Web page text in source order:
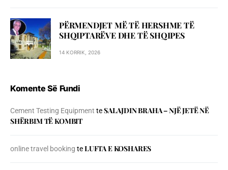
PËRMENDJET MË TË HERSHME TË
SHQIPTARËVE DHE TË SHQIPES
14 KORRIK, 2026
Komente Së Fundi
Cement Testing Equipment teSALAJDIN BRAHA – NJЁ JETЁ NЁ
SHЁRBIM TЁ KOMBIT
online travel booking teLUFTA E KOSHARES